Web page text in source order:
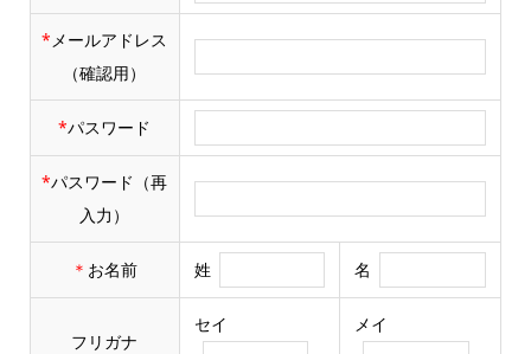
*メールアドレス
（確認用）
*パスワード
*パスワード（再
入力）
＊ お名前 姓 名
フリガナ
セイ メイ